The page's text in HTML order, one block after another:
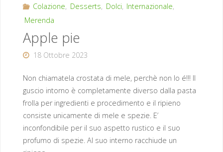
Colazione, Desserts, Dolci, Internazionale,
Merenda
Apple pie
18 Ottobre 2023
Non chiamatela crostata di mele, perchè non lo é!!! Il
guscio intorno è completamente diverso dalla pasta
frolla per ingredienti e procedimento e il ripieno
consiste unicamente di mele e spezie. E’
inconfondibile per il suo aspetto rustico e il suo
profumo di spezie. Al suo interno racchiude un